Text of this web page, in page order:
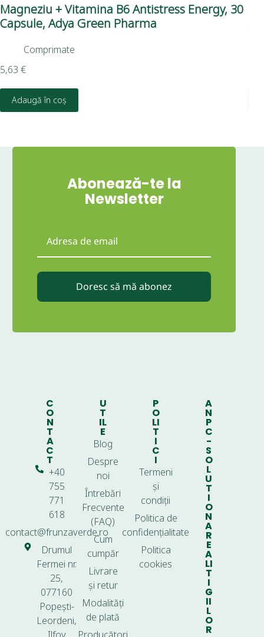
Magneziu + Vitamina B6 Antistress Energy, 30
Capsule, Adya Green Pharma
Comprimate
5,63 €
Adaugă în coș
Abonează-te la
Newsletter
Doresc să mă abonez
C
O
N
T
A
C
T
+40
755
771
618
contact@frunzaverde.ro
Drumul
Fermei nr.
25,
077160
Popești-
Leordeni,
U
T
IL
E
Blog
Despre
noi
Întrebări
Frecvente
(FAQ)
Cum
cumpăr
Livrare
și retur
Modalități
de plată
P
O
LI
T
I
C
I
Termeni
și
condiții
Politica de
confidențialitate
Politica
cookies
A
N
P
C
-
S
O
L
U
T
I
O
N
A
R
E
A
LI
T
I
G
II
L
O
R